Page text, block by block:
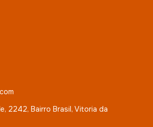
2242, Bairro Brasil, Vitoria da